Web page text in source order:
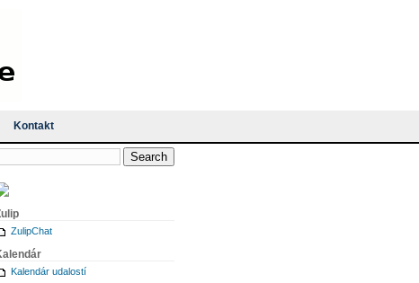
Kontakt
ZulipChat
Kalendár udalostí